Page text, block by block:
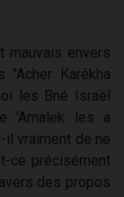
mauvais envers
Karékha
les Bné Israël
'Amalek les a
il vraiment de ne
ce précisément
des propos